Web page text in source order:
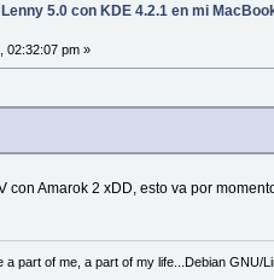
5.0 con KDE 4.2.1 en mi
02:32:07 pm »
con Amarok 2 xDD, esto va por
part of me, a part of my life...Debian GNU/